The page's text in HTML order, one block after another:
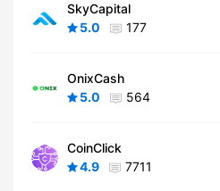
SkyCapital
5.0
177
OnixCash
5.0
564
CoinClick
4.9
7711